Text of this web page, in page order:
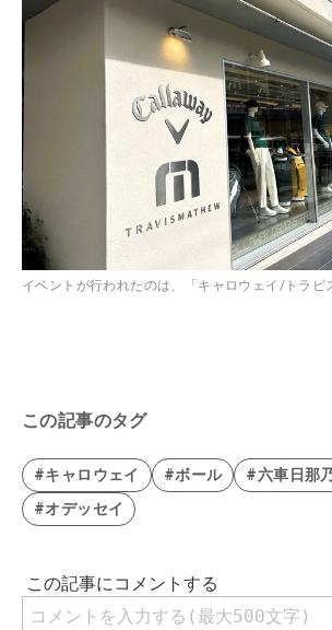
イベントが行われたのは、「キャロウェイ/トラビ
この記事のタグ
#キャロウェイ #ボール #六車日那
#オデッセイ